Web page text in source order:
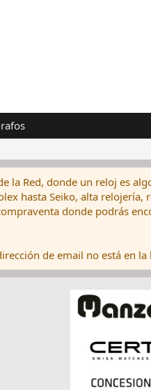
la Red, donde un reloj es
hasta Seiko, alta
donde podrás
de email no está en